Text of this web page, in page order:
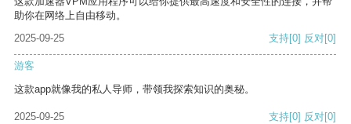
助你在网络上自由移动。
2025-09-25
支持[0] 反对[0]
游客
这款app就像我的私人导师，带领我探索知识的奥秘。
2025-09-25 支持[0] 反对[0]